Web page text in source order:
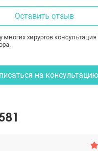
Оставить отзыв
многих хирургов
на консультацию